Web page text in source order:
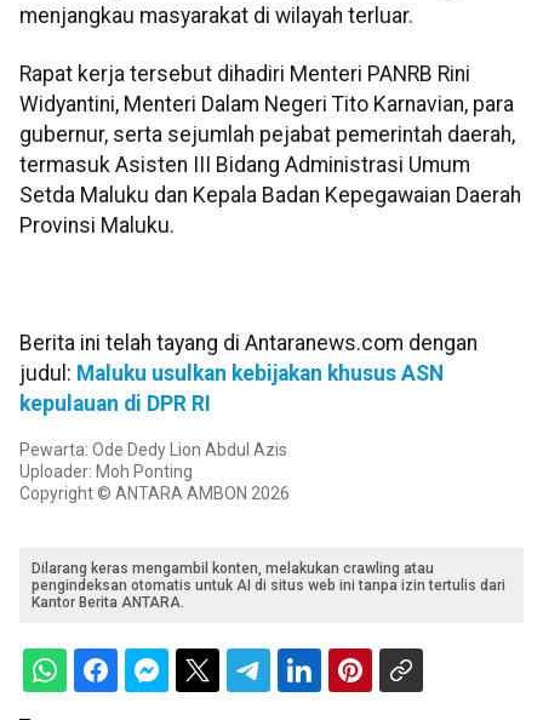
menjangkau masyarakat di wilayah terluar.
Rapat kerja tersebut dihadiri Menteri PANRB Rini
Widyantini, Menteri Dalam Negeri Tito Karnavian, para
gubernur, serta sejumlah pejabat pemerintah daerah,
termasuk Asisten III Bidang Administrasi Umum
Setda Maluku dan Kepala Badan Kepegawaian Daerah
Provinsi Maluku.
Berita ini telah tayang di Antaranews.com dengan
judul: Maluku usulkan kebijakan khusus ASN
kepulauan di DPR RI
Pewarta: Ode Dedy Lion Abdul Azis
Uploader: Moh Ponting
Copyright © ANTARA AMBON 2026
Dilarang keras mengambil konten, melakukan crawling atau
pengindeksan otomatis untuk AI di situs web ini tanpa izin tertulis dari
Kantor Berita ANTARA.